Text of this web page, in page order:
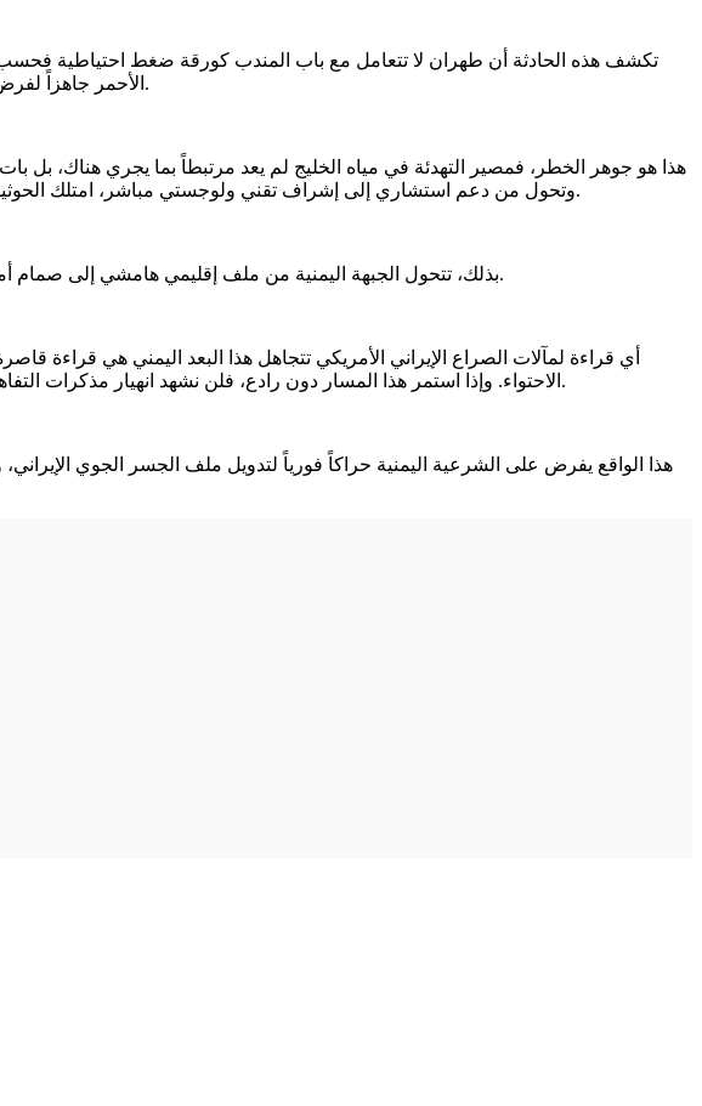
تكشف هذه الحادثة أن طهران لا تتعامل مع باب المندب كورقة ضغط احتياطية فحسب،
الأحمر جاهزاً لفرض كلفة باهظة على الاقتصاد العالمي، ومن زاوية جغرافية معقدة بعيدة عن خطوط الاشتباك المباشر مع الجيش الأمريكي.
هذا هو جوهر الخطر، فمصير التهدئة في مياه الخليج لم يعد مرتبطاً بما يجري هناك،
وتحول من دعم استشاري إلى إشراف تقني ولوجستي مباشر، امتلك الحوثيون قدرة أكبر على تنفيذ ضربات دقيقة ومقلقة للملاحة، متجاوزين أساليب التهريب البحري البطيئة والمعرضة للاعتراض.
بذلك، تتحول الجبهة اليمنية من ملف إقليمي هامشي إلى صمام أمان استراتيجي لتعويض أي تراجع تفرضه موازين القوى في الخليج، وتوظيفه بالتوقيت الذي يخدم مصالح إيران التفاوضية.
أي قراءة لمآلات الصراع الإيراني الأمريكي تتجاهل هذا البعد اليمني هي
الاحتواء. وإذا استمر هذا المسار دون رادع، فلن نشهد انهيار مذكرات التفاهم فحسب، بل سنكون أمام واقع مرير تتحول فيه اليمن إلى الساحة الرئيسية لإدارة الحرب الاقتصادية الكبرى ضد العالم.
هذا الواقع يفرض على الشرعية اليمنية حراكاً فورياً لتدويل ملف الجسر الجوي